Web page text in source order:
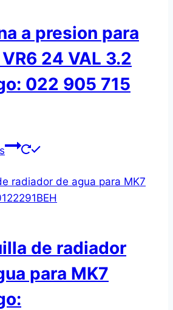
a presion para
24 VAL 3.2
022 905 715
de radiador
para MK7